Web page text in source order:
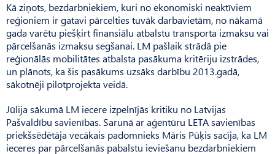
Kā ziņots, bezdarbniekiem, kuri no ekonomiski neaktīviem
reģioniem ir gatavi pārcelties tuvāk darbavietām, no nākamā
gada varētu piešķirt finansiālu atbalstu transporta izmaksu vai
pārcelšanās izmaksu segšanai. LM pašlaik strādā pie
reģionālās mobilitātes atbalsta pasākuma kritēriju izstrādes,
un plānots, ka šis pasākums uzsāks darbību 2013.gadā,
sākotnēji pilotprojekta veidā.
Jūlija sākumā LM iecere izpelnījās kritiku no Latvijas
Pašvaldību savienības. Sarunā ar aģentūru LETA savienības
priekšsēdētāja vecākais padomnieks Māris Pūķis sacīja, ka LM
ieceres par pārcelšanās pabalstu ieviešanu bezdarbniekiem